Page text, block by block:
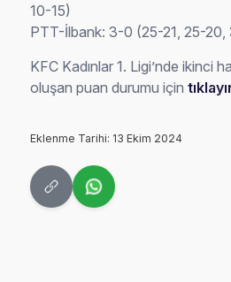
10-15)
PTT-İlbank: 3-0 (25-21, 25-
KFC Kadınlar 1. Ligi’nde ikinci
oluşan puan durumu için
Eklenme Tarihi: 13 Ekim 2024